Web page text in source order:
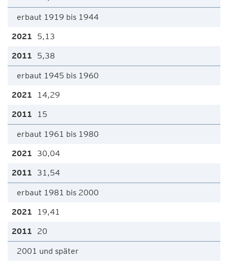
erbaut 1919 bis 1944
5,13
5,38
erbaut 1945 bis 1960
14,29
15
erbaut 1961 bis 1980
30,04
31,54
erbaut 1981 bis 2000
19,41
20
2001 und später